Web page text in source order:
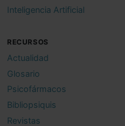
Inteligencia Artificial
RECURSOS
Actualidad
Glosario
Psicofármacos
Bibliopsiquis
Revistas